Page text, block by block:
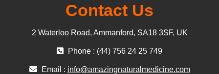
Contact Us
2 Waterloo Road, Ammanford, SA18 3SF, UK
Phone : (44) 756 24 25 749
Email : info@amazingnaturalmedicine.com